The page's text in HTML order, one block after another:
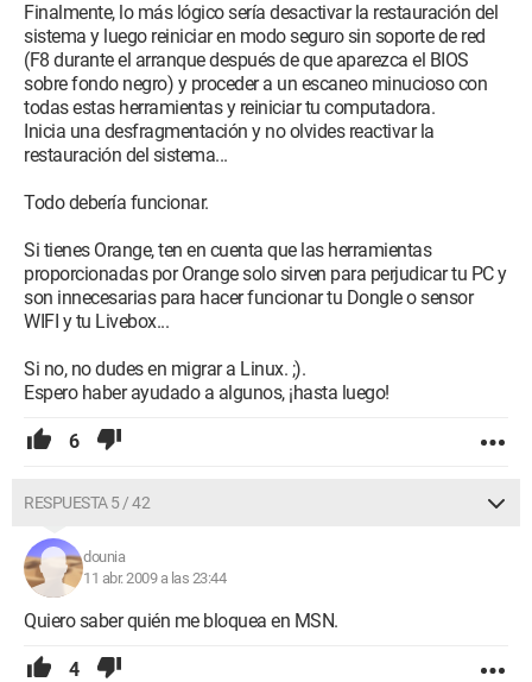
Finalmente, lo más lógico sería desactivar la restauración del
sistema y luego reiniciar en modo seguro sin soporte de red
(F8 durante el arranque después de que aparezca el BIOS
sobre fondo negro) y proceder a un escaneo minucioso con
todas estas herramientas y reiniciar tu computadora.
Inicia una desfragmentación y no olvides reactivar la
restauración del sistema...
Todo debería funcionar.
Si tienes Orange, ten en cuenta que las herramientas
proporcionadas por Orange solo sirven para perjudicar tu PC y
son innecesarias para hacer funcionar tu Dongle o sensor
WIFI y tu Livebox...
Si no, no dudes en migrar a Linux. ;).
Espero haber ayudado a algunos, ¡hasta luego!
6
RESPUESTA 5 / 42
dounia
11 abr. 2009 a las 23:44
Quiero saber quién me bloquea en MSN.
4